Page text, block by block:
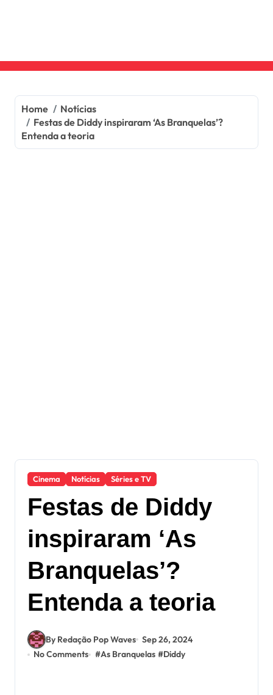
Home
Notícias
Festas de Diddy inspiraram ‘As Branquelas’?
Entenda a teoria
Cinema Notícias Séries e TV
Festas de Diddy
inspiraram ‘As
Branquelas’?
Entenda a teoria
By Redação Pop Waves Sep 26, 2024
No Comments #As Branquelas #Diddy